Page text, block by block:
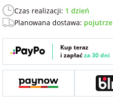
Bombki ze
Fotoksiążki
Dodatki i
szkoły
na pamiątkę z
wakacji
na Dzień
Chłopaka
dla chłopaka
dla dziewczyny
dla przyjaciółki
Czas realizacji: 1 dzień
Planowana dostawa: pojutrze
Kup teraz
i zapłaćza 30 dni